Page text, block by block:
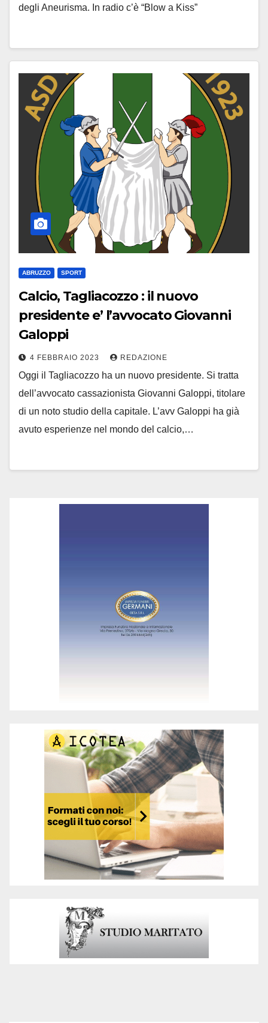
degli Aneurisma. In radio c’è “Blow a Kiss”
ABRUZZO SPORT
Calcio, Tagliacozzo : il nuovo
presidente e’ l’avvocato Giovanni
Galoppi
4 FEBBRAIO 2023 REDAZIONE
Oggi il Tagliacozzo ha un nuovo presidente. Si tratta
dell’avvocato cassazionista Giovanni Galoppi, titolare
di un noto studio della capitale. L’avv Galoppi ha già
avuto esperienze nel mondo del calcio,…